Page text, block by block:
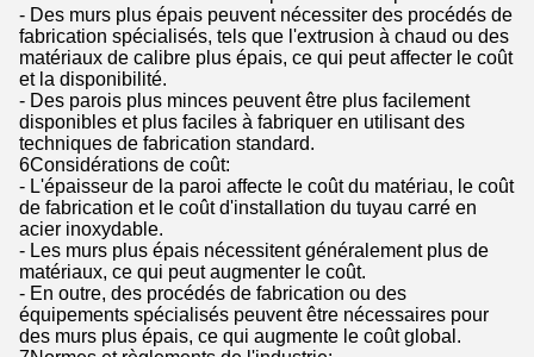
- Des murs plus épais peuvent nécessiter des procédés de
fabrication spécialisés, tels que l'extrusion à chaud ou des
matériaux de calibre plus épais, ce qui peut affecter le coût
et la disponibilité.
- Des parois plus minces peuvent être plus facilement
disponibles et plus faciles à fabriquer en utilisant des
techniques de fabrication standard.
6Considérations de coût:
- L'épaisseur de la paroi affecte le coût du matériau, le coût
de fabrication et le coût d'installation du tuyau carré en
acier inoxydable.
- Les murs plus épais nécessitent généralement plus de
matériaux, ce qui peut augmenter le coût.
- En outre, des procédés de fabrication ou des
équipements spécialisés peuvent être nécessaires pour
des murs plus épais, ce qui augmente le coût global.